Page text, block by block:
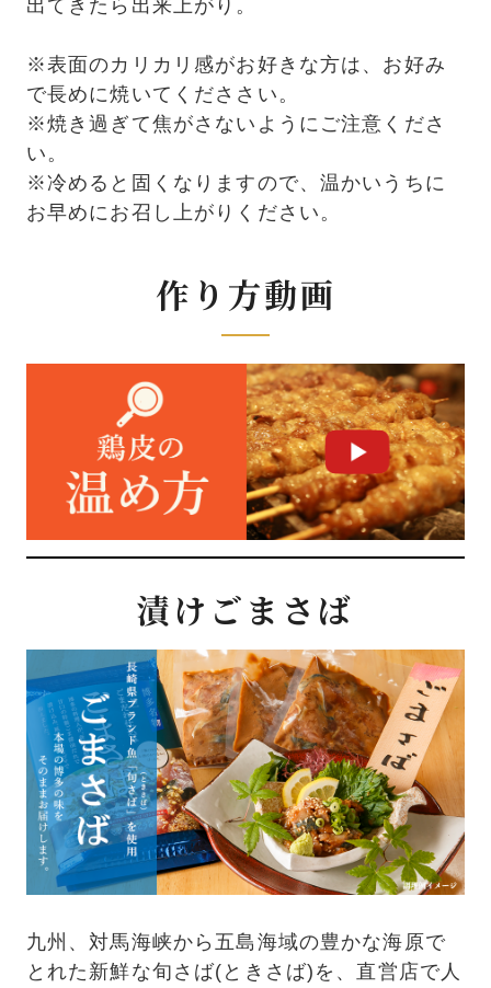
出てきたら出来上がり。
※表面のカリカリ感がお好きな方は、お好み
で長めに焼いてくだささい。
※焼き過ぎて焦がさないようにご注意くださ
い。
※冷めると固くなりますので、温かいうちに
お早めにお召し上がりください。
作り方動画
漬けごまさば
九州、対馬海峡から五島海域の豊かな海原で
とれた新鮮な旬さば(ときさば)を、直営店で人